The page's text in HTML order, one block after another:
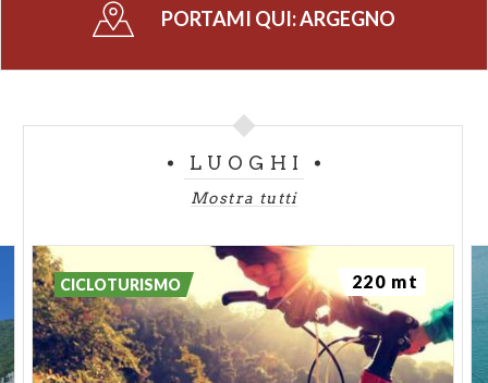
PORTAMI QUI:ARGEGNO
LUOGHI
Mostra tutti
CICLOTURISMO 220 mt